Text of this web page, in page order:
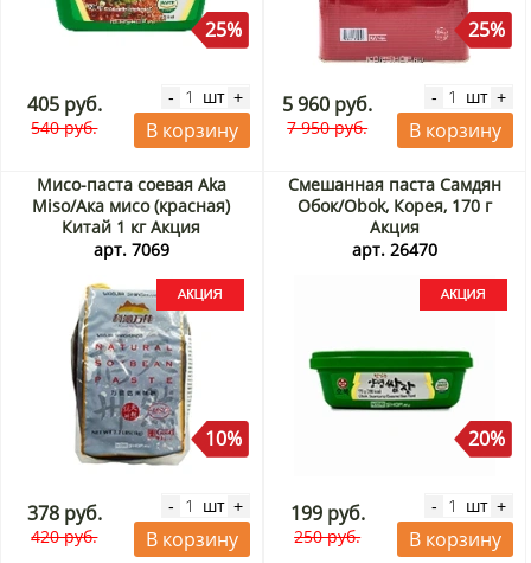
25%
405 руб.
540 руб.
- шт +
В корзину
25%
5 960 руб.
7 950 руб.
- шт +
В корзину
Мисо-паста соевая Aka
Miso/Ака мисо (красная)
Китай 1 кг Акция
арт. 7069
10%
378 руб.
420 руб.
- шт +
В корзину
Смешанная паста Самдян
Обок/Obok, Корея, 170 г
Акция
арт. 26470
20%
199 руб.
250 руб.
- шт +
В корзину